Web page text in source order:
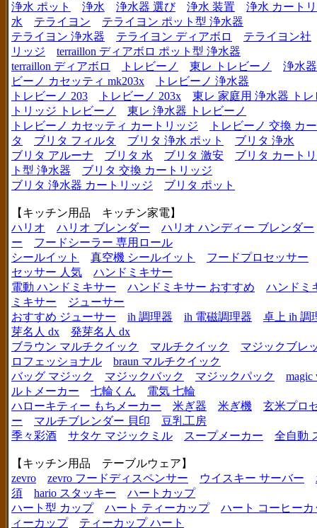
浄水 ポット
浄水 浄水器 選び 浄水 装置
浄水 カート
水
テライヨン
テライヨン ポット型 浄水器
テライヨン 浄水器
テライヨン ディアボロ
テライヨン社
リッジ
terraillon ディアボロ ポット型 浄水器
terraillon ディアボロ
トレビーノ 東レ トレビーノ
浄水
ビーノ カセッティ mk203x
トレビーノ 浄水器
トレビーノ 203
トレビーノ 203x
東レ 家庭用 浄水器 トレ
トリッジ トレビーノ
東レ 浄水器 トレビーノ
トレビーノ カセッティ カートリッジ
トレビーノ 交換 カ
タ
ブリタ フィルタ ブリタ 浄水 ポット
ブリタ 浄水
ブリタ アルーナ
ブリタ 水 ブリタ 激安
ブリタ カート
ト型 浄水器
ブリタ 交換 カートリッジ
ブリタ 浄水器 カートリッジ
ブリタ ポット
【キッチン用品 キッチン家電】
ハリオ
ハリオ ブレンダー
ハリオ ハンディー ブレンダー
ー
フードシーラー 専用ロール
シールイット
真空機 シールイット
フードプロセッサー
セッサー 人気
ハンドミキサー
電動 ハンドミキサー
ハンドミキサー おすすめ
ハンドミ
ミキサー
ジューサー
おすすめ ジューサー
ih 調理器 ih 電磁調理器
卓上 ih 調
芽名人 dx
発芽名人 dx
ブラウン マルチクイック
マルチクイック
マジックブレ
ロフェッショナル
braun マルチクイック
バッグ マジック
マジックバック マジックパック
magic
ルトメーカー
七輪くん
電気 七輪
ハローキティー もちメーカー
米ぎ器 米ぎ機
玄米プロ
ー
マルチブレンダー 貝印
豆乳工房
季々彩酒
サタケ マジックミル スープメーカー 全自動
【キッチン用品 テーブルウェア】
zevro
zevro フードディスペンサー ウイスキー サーバー
須
hario スタッキー
ハートカップ
ハート型 カップ
ハート ティーカップ
ハート コーヒーカ
ィーカップ
ティーカップ ハート